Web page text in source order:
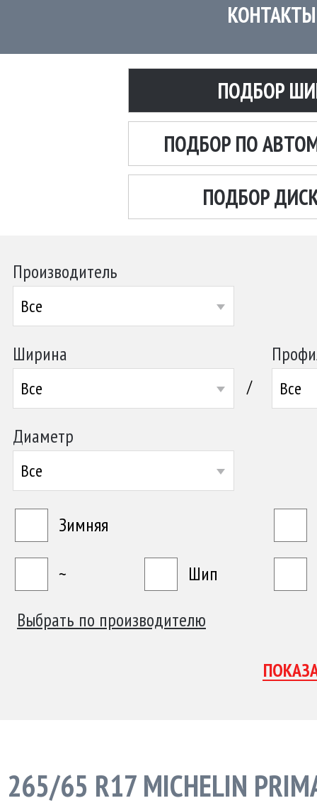
КОНТАКТЫ
ПОДБОР
ПОДБОР ПО
ПОДБОР
Производитель
Все
Ширина
Все / Все
Диаметр
Все
Зимняя
~
Шип
Выбрать по производителю
265/65 R17 MICHELIN